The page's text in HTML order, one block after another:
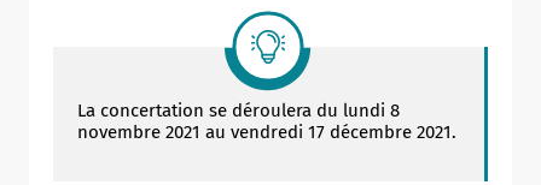
La concertation se déroulera du lundi 8
novembre 2021 au vendredi 17 décembre 2021.